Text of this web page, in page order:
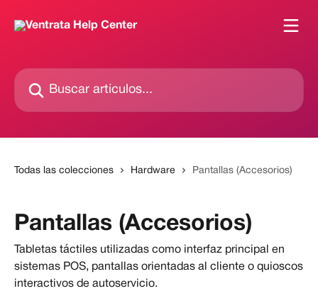
Buscar artículos...
Todas las colecciones Hardware Pantallas (Accesorios)
Pantallas (Accesorios)
Tabletas táctiles utilizadas como interfaz principal en
sistemas POS, pantallas orientadas al cliente o quioscos
interactivos de autoservicio.